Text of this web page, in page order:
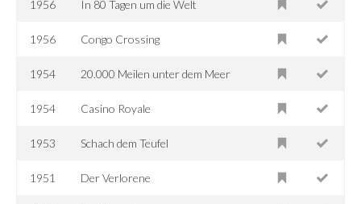
1956 In 80 Tagen um die Welt
1956 Congo Crossing
1954 20.000 Meilen unter dem Meer
1954 Casino Royale
1953 Schach dem Teufel
1951 Der Verlorene